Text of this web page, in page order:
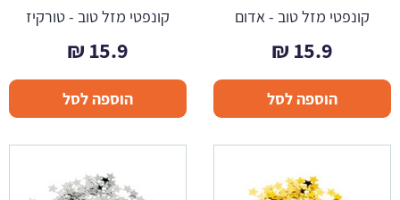
קונפטי מזל טוב - אדום
15.9
₪
הוספה לסל
קונפטי מזל טוב - טורקיז
15.9
₪
הוספה לסל